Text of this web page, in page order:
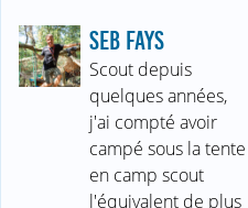
SEB FAYS
Scout depuis
quelques années,
j'ai compté avoir
campé sous la tente
en camp scout
l'équivalent de plus